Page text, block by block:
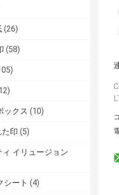
(26)
(58)
ックス (10)
印 (5)
ィ イリュージョン
シート (4)